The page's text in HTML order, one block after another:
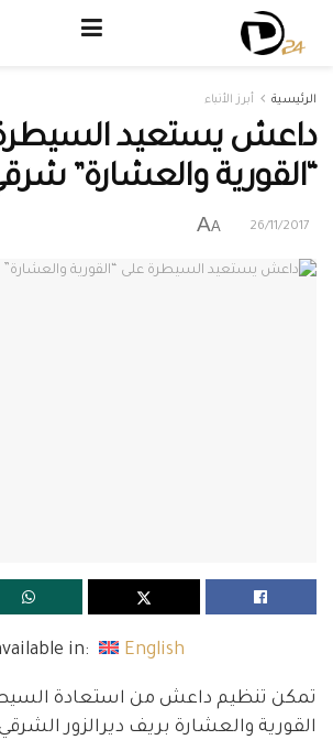
الرئيسية أبرز الأنباء
داعش يستعيد
“القورية والعشارة”
26/11/2017
A
A
in: English
تمكن تنظيم داعش من استعادة
القورية والعشارة بريف ديرالزور